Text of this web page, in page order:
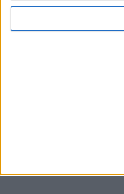
Tarragona